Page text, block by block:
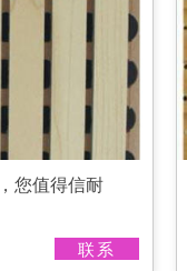
您值得信耐
联系